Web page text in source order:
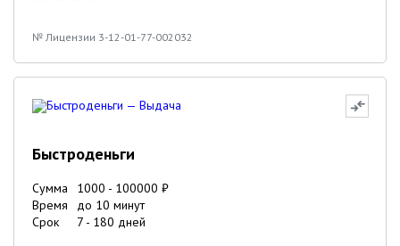
№ Лицензии 3-12-01-77-002032
Быстроденьги
Сумма 1000 - 100000 ₽
Время
до 10 минут
Срок
7 - 180 дней